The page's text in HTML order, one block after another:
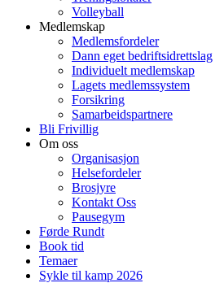
Volleyball
Medlemskap
Medlemsfordeler
Dann eget bedriftsidrettslag
Individuelt medlemskap
Lagets medlemssystem
Forsikring
Samarbeidspartnere
Bli Frivillig
Om oss
Organisasjon
Helsefordeler
Brosjyre
Kontakt Oss
Pausegym
Førde Rundt
Book tid
Temaer
Sykle til kamp 2026